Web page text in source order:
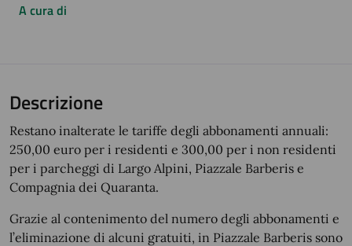
A cura di
Descrizione
Restano inalterate le tariffe degli abbonamenti annuali:
250,00 euro per i residenti e 300,00 per i non residenti
per i parcheggi di Largo Alpini, Piazzale Barberis e
Compagnia dei Quaranta.
Grazie al contenimento del numero degli abbonamenti e
l’eliminazione di alcuni gratuiti, in Piazzale Barberis sono